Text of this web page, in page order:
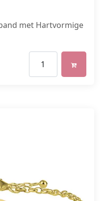
met Hartvormige